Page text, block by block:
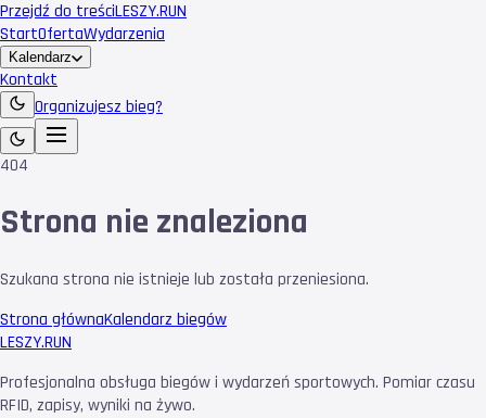
Przejdź do treściLESZY.RUN
StartOfertaWydarzenia
Kalendarz
Kontakt
Organizujesz bieg?
404
Strona nie znaleziona
Szukana strona nie istnieje lub została przeniesiona.
Strona głównaKalendarz biegów
LESZY.RUN
Profesjonalna obsługa biegów i wydarzeń sportowych. Pomiar czasu
RFID, zapisy, wyniki na żywo.